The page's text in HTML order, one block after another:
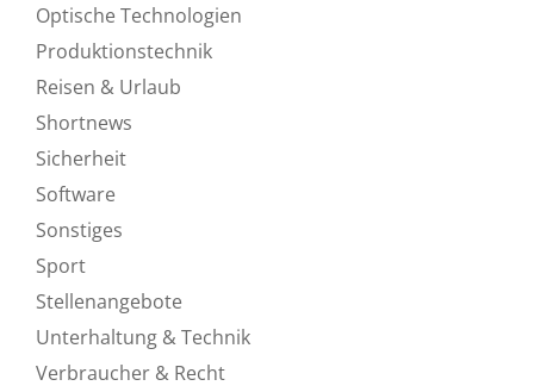
Optische Technologien
Produktionstechnik
Reisen & Urlaub
Shortnews
Sicherheit
Software
Sonstiges
Sport
Stellenangebote
Unterhaltung & Technik
Verbraucher & Recht